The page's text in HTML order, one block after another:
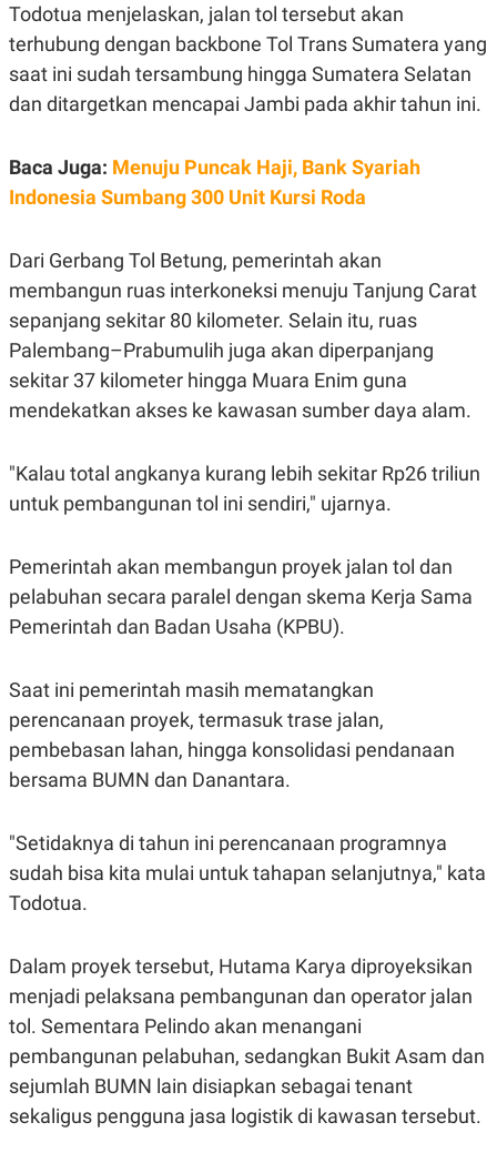
A
G
G
A
N
E
K
I
E
R
M
T
E
A
E
R
A
V
E
R
T
S
G
G
D
A
.
I
SITEMAP PROFILE TERM
OF
USE
SIBER
PRIVACY
POLICY
Todotua menjelaskan, jalan tol tersebut akan
terhubung dengan backbone Tol Trans Sumatera yang
saat ini sudah tersambung hingga Sumatera Selatan
dan ditargetkan mencapai Jambi pada akhir tahun ini.
Baca Juga: Menuju Puncak Haji, Bank Syariah
Indonesia Sumbang 300 Unit Kursi Roda
Dari Gerbang Tol Betung, pemerintah akan
membangun ruas interkoneksi menuju Tanjung Carat
sepanjang sekitar 80 kilometer. Selain itu, ruas
Palembang–Prabumulih juga akan diperpanjang
sekitar 37 kilometer hingga Muara Enim guna
mendekatkan akses ke kawasan sumber daya alam.
"Kalau total angkanya kurang lebih sekitar Rp26 triliun
untuk pembangunan tol ini sendiri," ujarnya.
Pemerintah akan membangun proyek jalan tol dan
pelabuhan secara paralel dengan skema Kerja Sama
Pemerintah dan Badan Usaha (KPBU).
Saat ini pemerintah masih mematangkan
perencanaan proyek, termasuk trase jalan,
pembebasan lahan, hingga konsolidasi pendanaan
bersama BUMN dan Danantara.
"Setidaknya di tahun ini perencanaan programnya
sudah bisa kita mulai untuk tahapan selanjutnya," kata
Todotua.
Dalam proyek tersebut, Hutama Karya diproyeksikan
menjadi pelaksana pembangunan dan operator jalan
tol. Sementara Pelindo akan menangani
pembangunan pelabuhan, sedangkan Bukit Asam dan
sejumlah BUMN lain disiapkan sebagai tenant
sekaligus pengguna jasa logistik di kawasan tersebut.